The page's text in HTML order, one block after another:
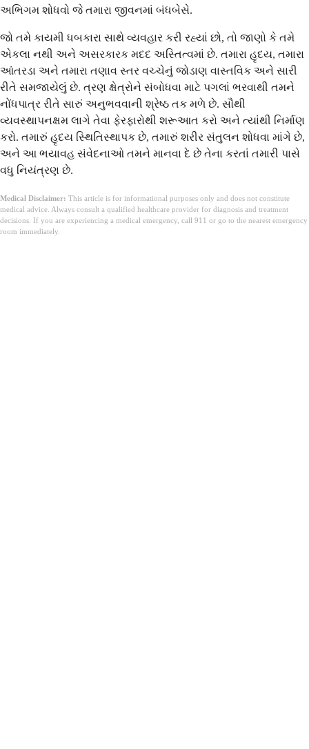
અભિગમ શોધવો જે તમારા જીવનમાં બંધબેસે.
જો તમે કાયમી ધબકારા સાથે વ્યવહાર કરી રહ્યાં છો, તો જાણો કે તમે
એકલા નથી અને અસરકારક મદદ અસ્તિત્વમાં છે. તમારા હૃદય, તમારા
આંતરડા અને તમારા તણાવ સ્તર વચ્ચેનું જોડાણ વાસ્તવિક અને સારી
રીતે સમજાયેલું છે. ત્રણ ક્ષેત્રોને સંબોધવા માટે પગલાં ભરવાથી તમને
નોંધપાત્ર રીતે સારું અનુભવવાની શ્રેષ્ઠ તક મળે છે. સૌથી
વ્યવસ્થાપનક્ષમ લાગે તેવા ફેરફારોથી શરૂઆત કરો અને ત્યાંથી નિર્માણ
કરો. તમારું હૃદય સ્થિતિસ્થાપક છે, તમારું શરીર સંતુલન શોધવા માંગે છે,
અને આ ભયાવહ સંવેદનાઓ તમને માનવા દે છે તેના કરતાં તમારી પાસે
વધુ નિયંત્રણ છે.
Medical Disclaimer: This article is for informational purposes only and does not constitute
medical advice. Always consult a qualified healthcare provider for diagnosis and treatment
decisions. If you are experiencing a medical emergency, call 911 or go to the nearest emergency
room immediately.